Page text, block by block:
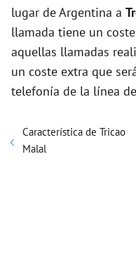
lugar de Argentina a
llamada tiene un
aquellas llamadas
un coste extra que
telefonía de la línea
Característica de Tricao
Malal